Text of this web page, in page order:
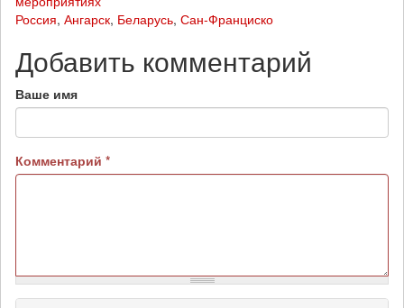
Россия, Ангарск, Беларусь, Сан-Франциско
Добавить комментарий
Ваше имя
Комментарий *